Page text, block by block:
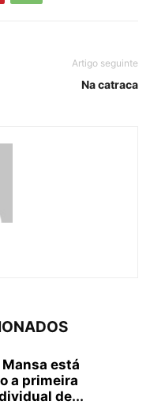
Artigo seguinte
Na catraca
Mansa está
a primeira
de...